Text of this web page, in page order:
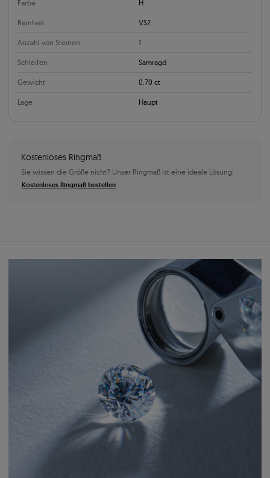
Farbe H
Reinheit VS2
Anzahl von Steinen 1
Schleifen Samragd
Gewicht 0.70 ct
Lage Haupt
Kostenloses Ringmaß
Sie wissen die Größe nicht? Unser Ringmaß ist eine ideale Lösung!
Kostenloses Ringmaß bestellen